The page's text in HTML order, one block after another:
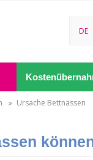
DE
Ursache Bettnässen